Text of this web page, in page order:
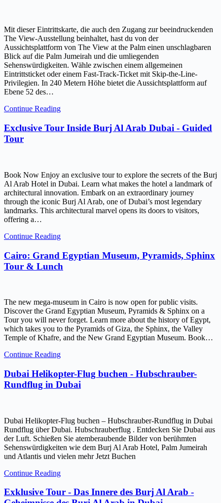
Mit dieser Eintrittskarte, die auch den Zugang zur beeindruckenden
The View-Ausstellung beinhaltet, hast du von der
Aussichtsplattform von The View at the Palm einen unschlagbaren
Blick auf die Palm Jumeirah und die umliegenden
Sehenswürdigkeiten. Wähle zwischen einem allgemeinen
Eintrittsticket oder einem Fast-Track-Ticket mit Skip-the-Line-
Privilegien. In 240 Metern Höhe bietet die Aussichtsplattform auf
Ebene 52 des…
Continue Reading
Exclusive Tour Inside Burj Al Arab Dubai - Guided
Tour
Book Now Enjoy an exclusive tour to explore the secrets of the Burj
Al Arab Hotel in Dubai. Learn what makes the hotel a landmark of
architectural innovation. Embark on an extraordinary journey
through the iconic Burj Al Arab, one of Dubai’s most legendary
landmarks. This architectural marvel opens its doors to visitors,
offering a…
Continue Reading
Cairo: Grand Egyptian Museum, Pyramids, Sphinx
Tour & Lunch
The new mega-museum in Cairo is now open for public visits.
Discover the Grand Egyptian Museum, Pyramids & Sphinx on a
Tour you will never forget. Learn more about the history of Egypt,
which takes you to the Pyramids of Giza, the Sphinx, the Valley
Temple of Khafre, and the New Grand Egyptian Museum. Book…
Continue Reading
Dubai Helikopter-Flug buchen - Hubschrauber-
Rundflug in Dubai
Dubai Helikopter-Flug buchen – Hubschrauber-Rundflug in Dubai
Rundflug über Dubai. Hubschrauberflug . Entdecken Sie Dubai aus
der Luft. Schießen Sie atemberaubende Bilder von berühmten
Sehenswürdigkeiten wie dem Burj Al Arab Hotel, Palm Jumeirah
und Atlantis und vielen mehr Jetzt Buchen
Continue Reading
Exklusive Tour - Das Innere des Burj Al Arab -